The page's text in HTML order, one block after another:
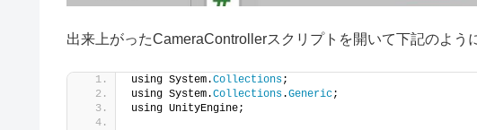
出来上がったCameraControllerスクリプトを開いて下記のよう
using System.Collections;
using System.Collections.Generic;
using UnityEngine;